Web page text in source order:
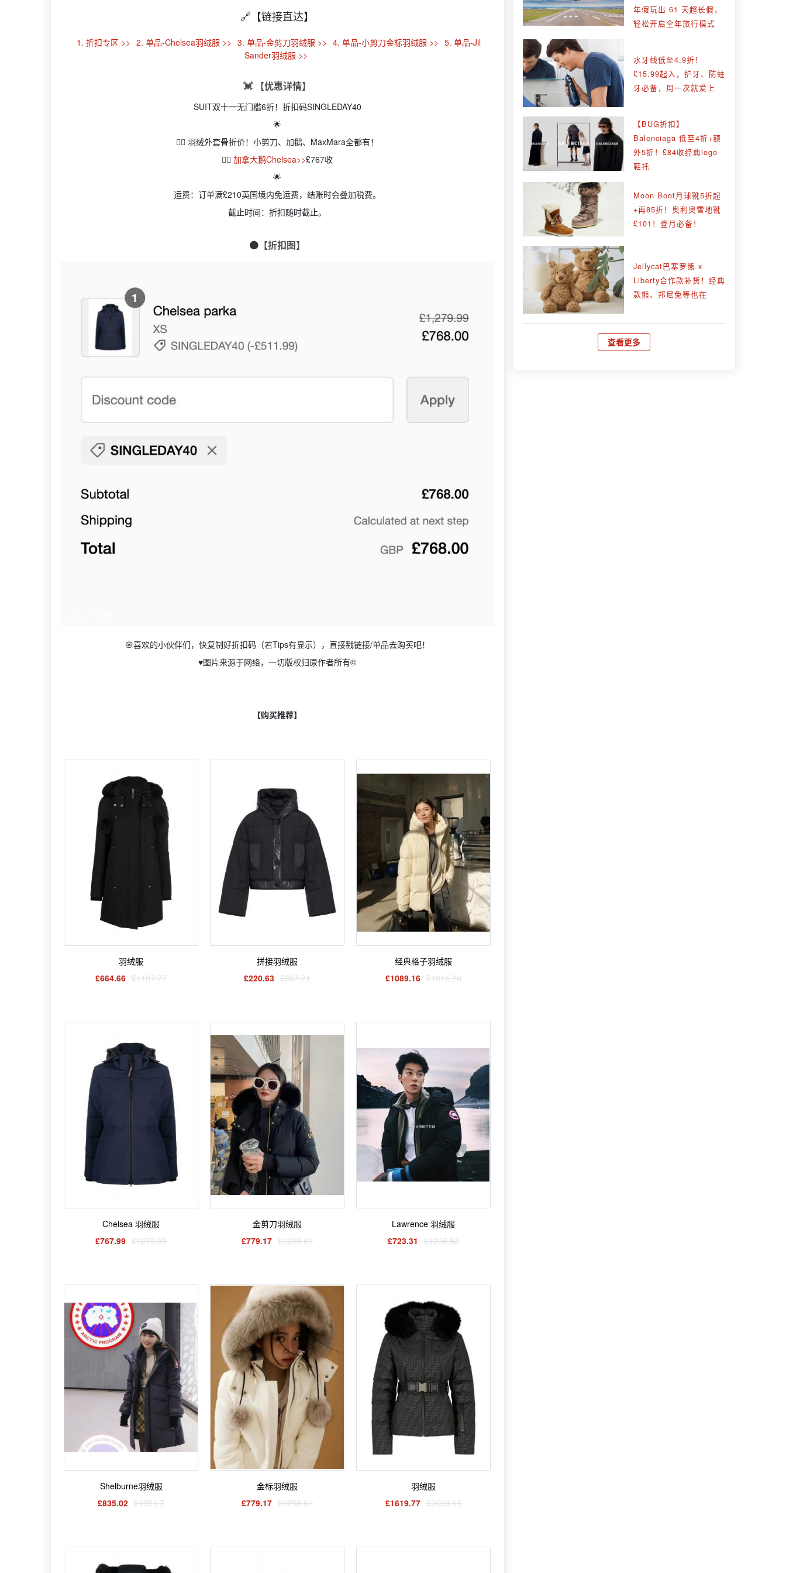
🔗【链接直达】
1. 折扣专区 >> 2. 单品-Chelsea羽绒服 >> 3. 单品-金剪刀羽绒服 >> 4. 单品-小剪刀金标羽绒服 >> 5. 单品-Jil
Sander羽绒服 >>
💓 【优惠详情】
SUIT双十一无门槛6折！折扣码SINGLEDAY40
🌟
👉🏻 羽绒外套骨折价！小剪刀、加鹅、MaxMara全都有！
👉🏻 加拿大鹅Chelsea>>£767收
🌟
运费：订单满£210英国境内免运费，结账时会叠加税费。
截止时间：折扣随时截止。
🟠 【折扣图】
🌸喜欢的小伙伴们，快复制好折扣码（若Tips有显示），直接戳链接/单品去购买吧！
♥️图片来源于网络，一切版权归原作者所有©️
【购买推荐】
羽绒服
£664.66 £1107.77
拼接羽绒服
£220.63 £367.71
经典格子羽绒服
£1089.16 £1815.26
Chelsea 羽绒服
£767.99 £1279.99
金剪刀羽绒服
£779.17 £1298.61
Lawrence 羽绒服
£723.31
£1205.52
Shelburne羽绒服
£835.02 £1391.7
金标羽绒服
£779.17 £1298.61
羽绒服
£1619.77 £2699.61
年假玩出 61 天超长假，
轻松开启全年旅行模式
水牙线低至4.9折！
£15.99起入，护牙、防蛀
牙必备，用一次就爱上
【BUG折扣】
Balenciaga 低至4折+额
外5折！£84收经典logo
鞋托
Moon Boot月球靴5折起
+再85折！奥利奥雪地靴
£101！登月必备！
Jellycat巴塞罗熊 x
Liberty合作款补货！经典
款熊、邦尼兔等也在
查看更多